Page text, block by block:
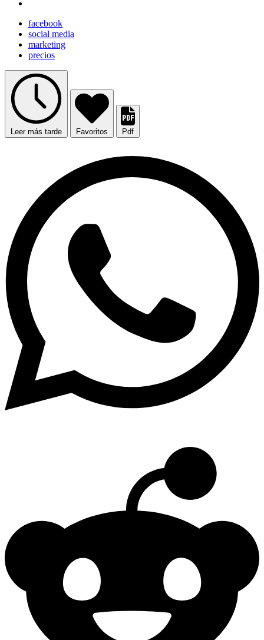
facebook
social media
marketing
precios
Leer más tarde Favoritos Pdf